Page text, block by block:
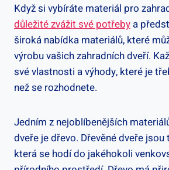
Když si vybíráte materiál pro
důležité zvážit své potřeby a
široká nabídka materiálů, které
výrobu vašich zahradních dveří.
své vlastnosti a výhody, které je
než se rozhodnete.
Jedním z nejoblíbenějších
dveře je dřevo. Dřevěné dveře
která se hodí do jakéhokoli